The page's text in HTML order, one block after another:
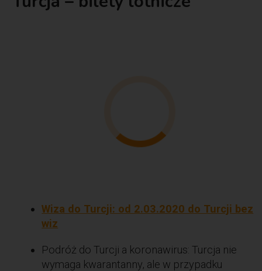
Wiza do Turcji: od 2.03.2020 do Turcji bez
wiz
Podróż do Turcji a koronawirus: Turcja nie
wymaga kwarantanny, ale w przypadku